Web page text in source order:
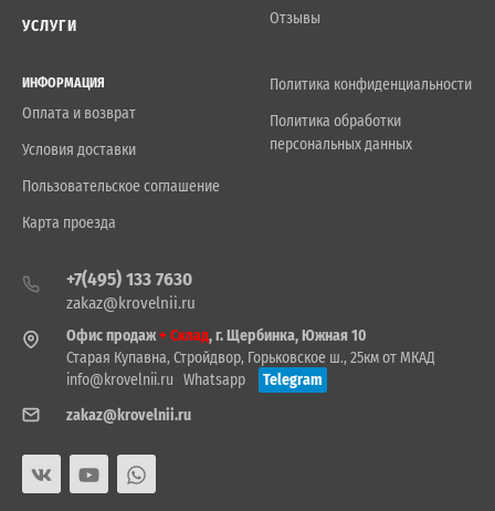
УСЛУГИ
Отзывы
ИНФОРМАЦИЯ
Оплата и возврат
Условия доставки
Пользовательское соглашение
Карта проезда
Политика конфиденциальности
Политика обработки
персональных данных
+7(495) 133 7630
zakaz@krovelnii.ru
Офис продаж+ Склад, г. Щербинка, Южная 10
Старая Купавна, Стройдвор, Горьковское ш., 25км от МКАД
info@krovelnii.ru Whatsapp
Telegram
zakaz@krovelnii.ru